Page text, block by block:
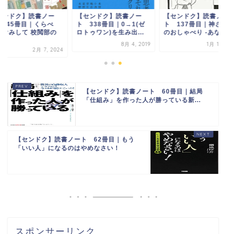
ンドク】読書ノー
冊目｜くらべ
けみして 校閲部の
2月 7, 2024
【センドク】読書ノー
ト 338冊目｜0→1(ゼ
ロトゥワン)を生み出...
8月 4, 2019
【センドク】読書ノ
ト 137冊目｜神さ
のおしゃべり -あな
1月 15,
【センドク】読書ノート 60冊目｜結局
「仕組み」を作った人が勝っている新...
【センドク】読書ノート 62冊目｜もう
「いい人」になるのはやめなさい！
スポンサーリンク